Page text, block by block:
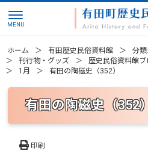
ホーム 有田歴史民俗資料館
分類
刊行物・グッズ
歴史民俗資料館ブ
1月
有田の陶磁史（352）
有田の陶磁史（352）
印刷